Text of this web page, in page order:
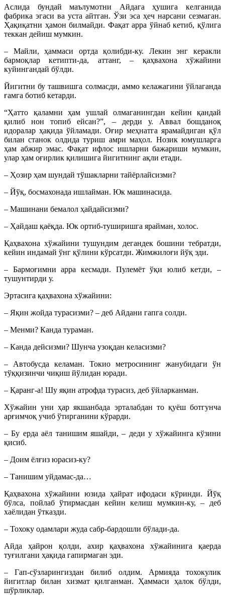
Аслида бундай маълумотни Айдага ҳушига келганида
фабрика эгаси ва уста айтган. Ўзи эса ҳеч нарсани сезмаган.
Ҳақиқатни ҳамон билмайди. Фақат арра ўйнаб кетиб, қўлига
теккан дейиш мумкин.
– Майли, ҳаммаси ортда қолибди-ку. Лекин энг керакли
бармоқлар кетипти-да, аттанг, – қаҳвахона хўжайини
куйингандай бўлди.
Йигитни бу ташвишга солмасди, аммо келажагини ўйлаганда
ғамга ботиб кетарди.
“Ҳатто қаламни ҳам ушлай олмаганингдан кейин қандай
қилиб нон топиб ейсан?”, – дерди у. Аввал бошданоқ
идоралар ҳақида ўйламади. Оғир меҳнатга ярамайдиган қўл
билан станок олдида туриш амри маҳол. Нозик юмушларга
ҳам абжир эмас. Фақат ифлос ишларни бажариши мумкин,
улар ҳам оғирлик қилишига йигитнинг ақли етади.
– Ҳозир ҳам шундай тўшакларни тайёрлайсизми?
– Йўқ, босмахонада ишлайман. Юк машинасида.
– Машинани бемалол ҳайдайсизми?
– Ҳайдаш қаёқда. Юк ортиб-туширишга ярайман, холос.
Қаҳвахона хўжайини тушундим дегандек бошини тебратди,
кейин индамай ўнг қўлини кўрсатди. Жимжилоғи йўқ эди.
– Бармоғимни арра кесмади. Пулемёт ўқи юлиб кетди, –
тушунтирди у.
Эртасига қаҳвахона хўжайини:
– Яқин жойда турасизми? – деб Айдани гапга солди.
– Менми? Канда тураман.
– Канда дейсизми? Шунча узоқдан келасизми?
– Автобусда келаман. Токио метросининг жанубидаги ўн
тўққизинчи чиқиш йўлидан юради.
– Қаранг-а! Шу яқин атрофда турасиз, деб ўйларканман.
Хўжайин уни ҳар якшанбада эрталабдан то қуёш ботгунча
арғимчоқ учиб ўтирганини кўрарди.
– Бу ерда аёл танишим яшайди, – деди у хўжайинга кўзини
қисиб.
– Доим ёлғиз юрасиз-ку?
– Танишим уйдамас-да…
Қаҳвахона хўжайини юзида ҳайрат ифодаси кўринди. Йўқ
бўлса, пойлаб ўтирмасдан кейин келиш мумкин-ку, – деб
хаёлидан ўтказди.
– Тохоку одамлари жуда сабр-бардошли бўлади-да.
Айда ҳайрон қолди, ахир қаҳвахона хўжайинига қаерда
туғилгани ҳақида гапирмаган эди.
– Гап-сўзларингиздан билиб олдим. Армияда тохокулик
йигитлар билан хизмат қилганман. Ҳаммаси ҳалок бўлди,
шўрликлар.